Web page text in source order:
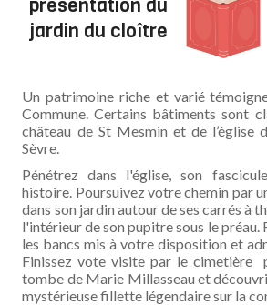
présentation du
jardin du cloître
Un patrimoine riche et varié
Commune. Certains bâtiments sont
château de St Mesmin et de l’église
Sèvre.
Pénétrez dans l'église, son
histoire. Poursuivez votre chemin par
dans son jardin autour de ses carrés à
l'intérieur de son pupitre sous le préau.
les bancs mis à votre disposition et
Finissez vote visite par le cimetière
tombe de Marie Millasseau et
mystérieuse fillette légendaire sur la